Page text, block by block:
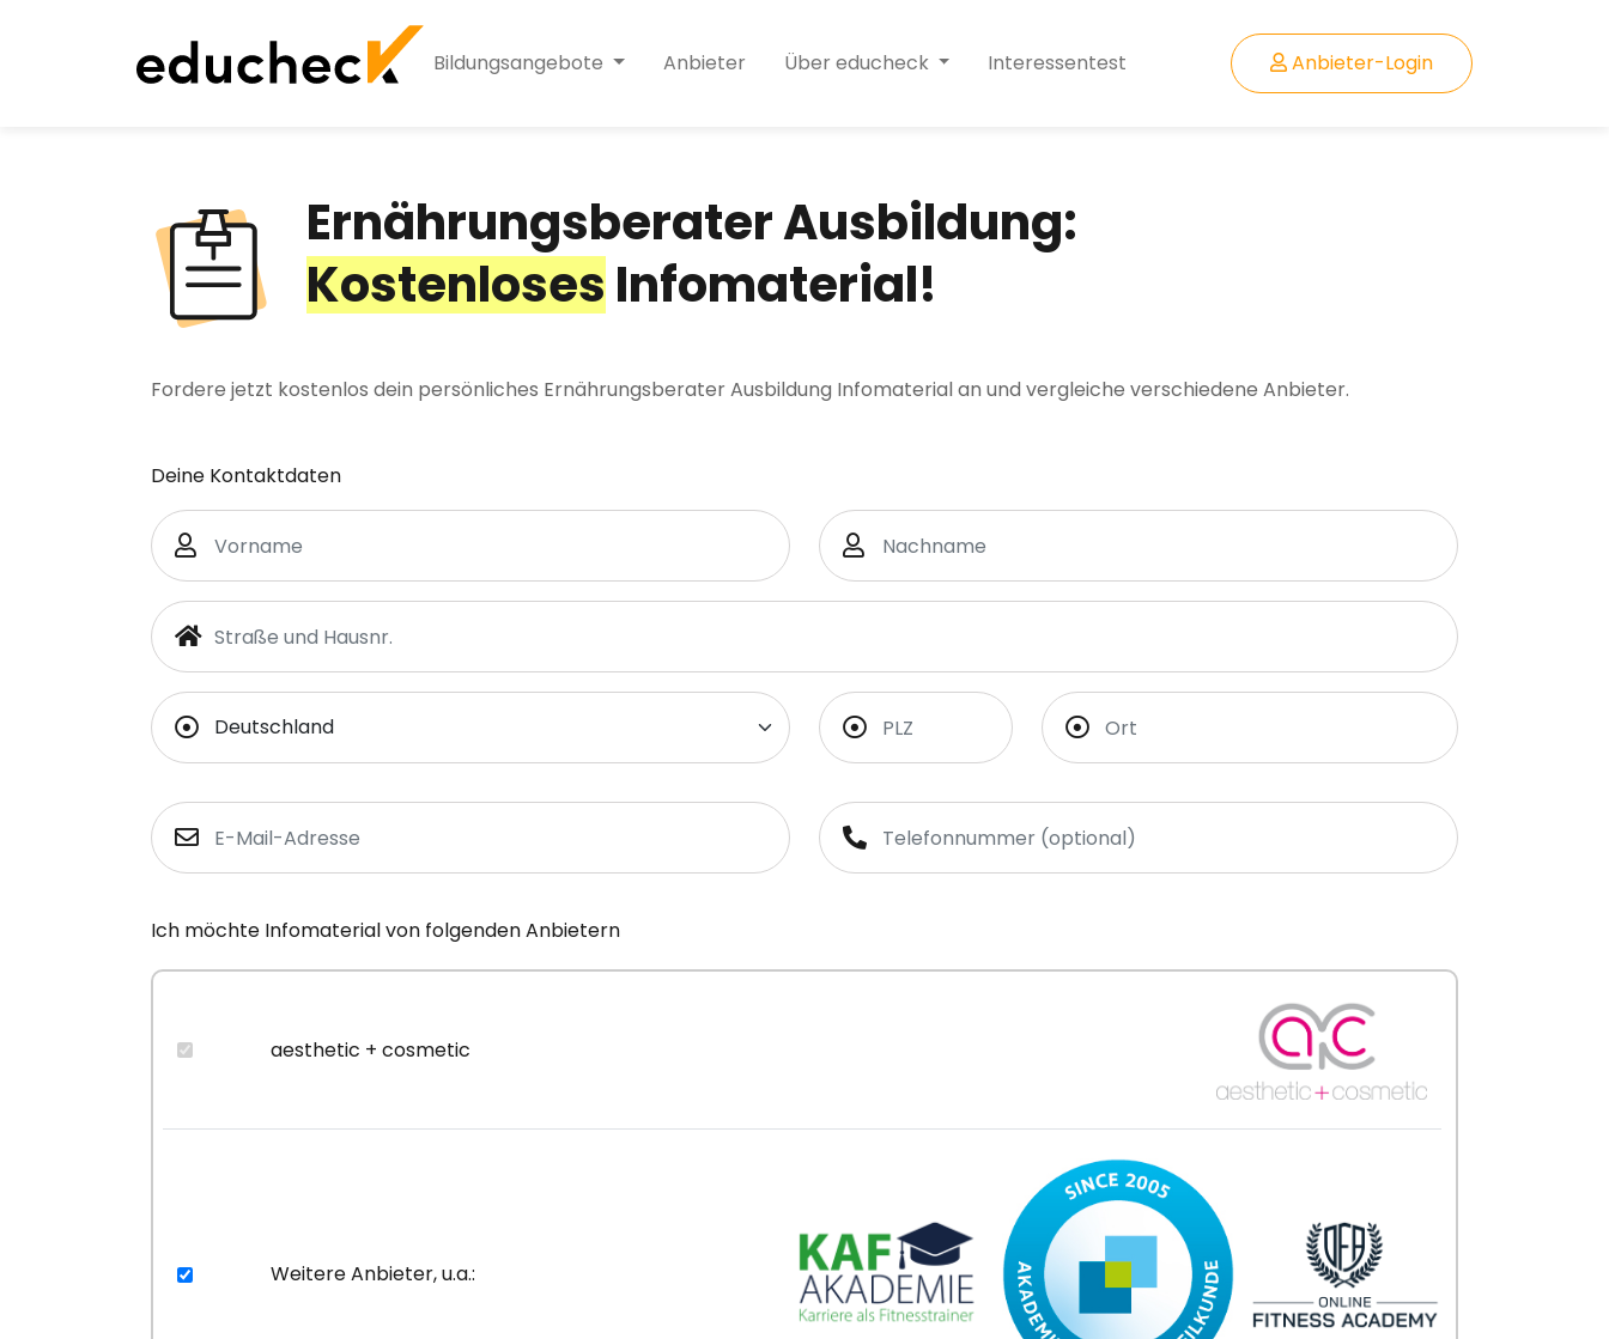
Bildungsangebote Anbieter Über educheck Interessentest Anbieter-Login
Ernährungsberater Ausbildung:
Kostenloses Infomaterial!
Fordere jetzt kostenlos dein persönliches Ernährungsberater Ausbildung Infomaterial an und vergleiche verschiedene Anbieter.
Deine Kontaktdaten
Ich möchte Infomaterial von folgenden Anbietern
aesthetic + cosmetic
Weitere Anbieter, u.a.: